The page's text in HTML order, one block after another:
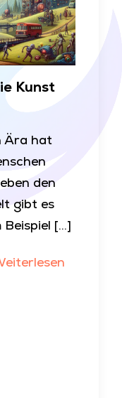
Kunst
Ära hat
den
gibt es
[…]